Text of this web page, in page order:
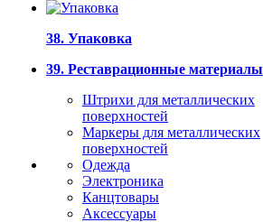
38. Упаковка
39. Реставрационные материалы
Штрихи для металлических
поверхностей
Маркеры для металлических
поверхностей
Одежда
Электроника
Канцтовары
Аксессуары